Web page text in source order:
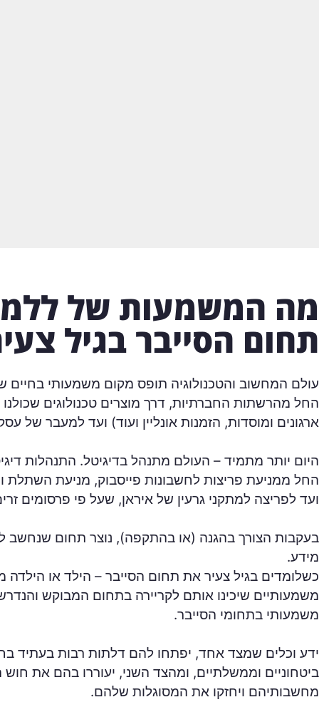
מה המשמעות של
תחום הסייבר בגיל
עולם המחשוב והטכנולוגיה תופס מקום משמעותי בחיים
החל מהרשתות החברתיות, דרך מוצרים טכנולוגים
ארגונים ומוסדות, הזמנות אונליין ועוד) ועד למעבר של
היום יותר מתמיד – העולם מתנהל בדיגיטל. התנהלות
החל ממניעת פריצות לחשבונות פייסבוק, מניעת השתלת
ועד לפריצה למתקני גרעין של איראן, שעל פי פרסומים
בעקבות הצורך בהגנה (או בהתקפה), נוצר תחום שנחשב
מידע.
כשלומדים בגיל צעיר את תחום הסייבר – הילד או הילדה
משמעותיים שיכינו אותם לקריירה בתחום המבוקש
משמעותי בתחומי הסייבר.
ידע וכלים שמצד אחד, יפתחו להם דלתות רבות בעתיד
ביטחוניים וממשלתיים, ומהצד השני, יעוררו בהם את
מחשבותיהם ויחזקו את המסוגלות שלהם.